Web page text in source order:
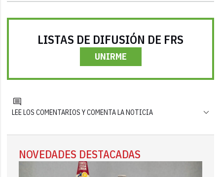
LISTAS DE DIFUSIÓN DE FRS
UNIRME
LEE LOS COMENTARIOS Y COMENTA LA NOTICIA
NOVEDADES DESTACADAS